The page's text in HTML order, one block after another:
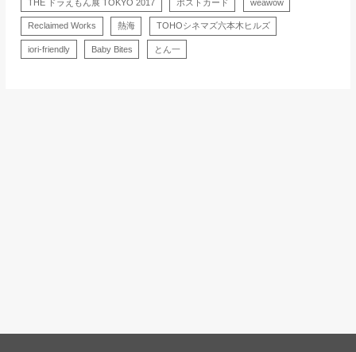
THE ドラえもん展 TOKYO 2017 ポストカード weawow
Reclaimed Works 熱海 TOHOシネマズ六本木ヒルズ
iori-friendly Baby Bites とん一